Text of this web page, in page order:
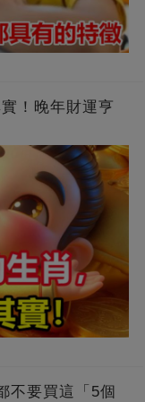
！晚年財運亨
不要買這「5個